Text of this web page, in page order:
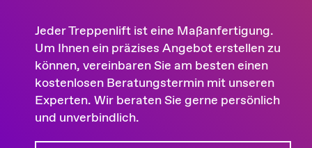
Jeder Treppenlift ist eine Maßanfertigung.
Um Ihnen ein präzises Angebot erstellen zu
können, vereinbaren Sie am besten einen
kostenlosen Beratungstermin mit unseren
Experten. Wir beraten Sie gerne persönlich
und unverbindlich.